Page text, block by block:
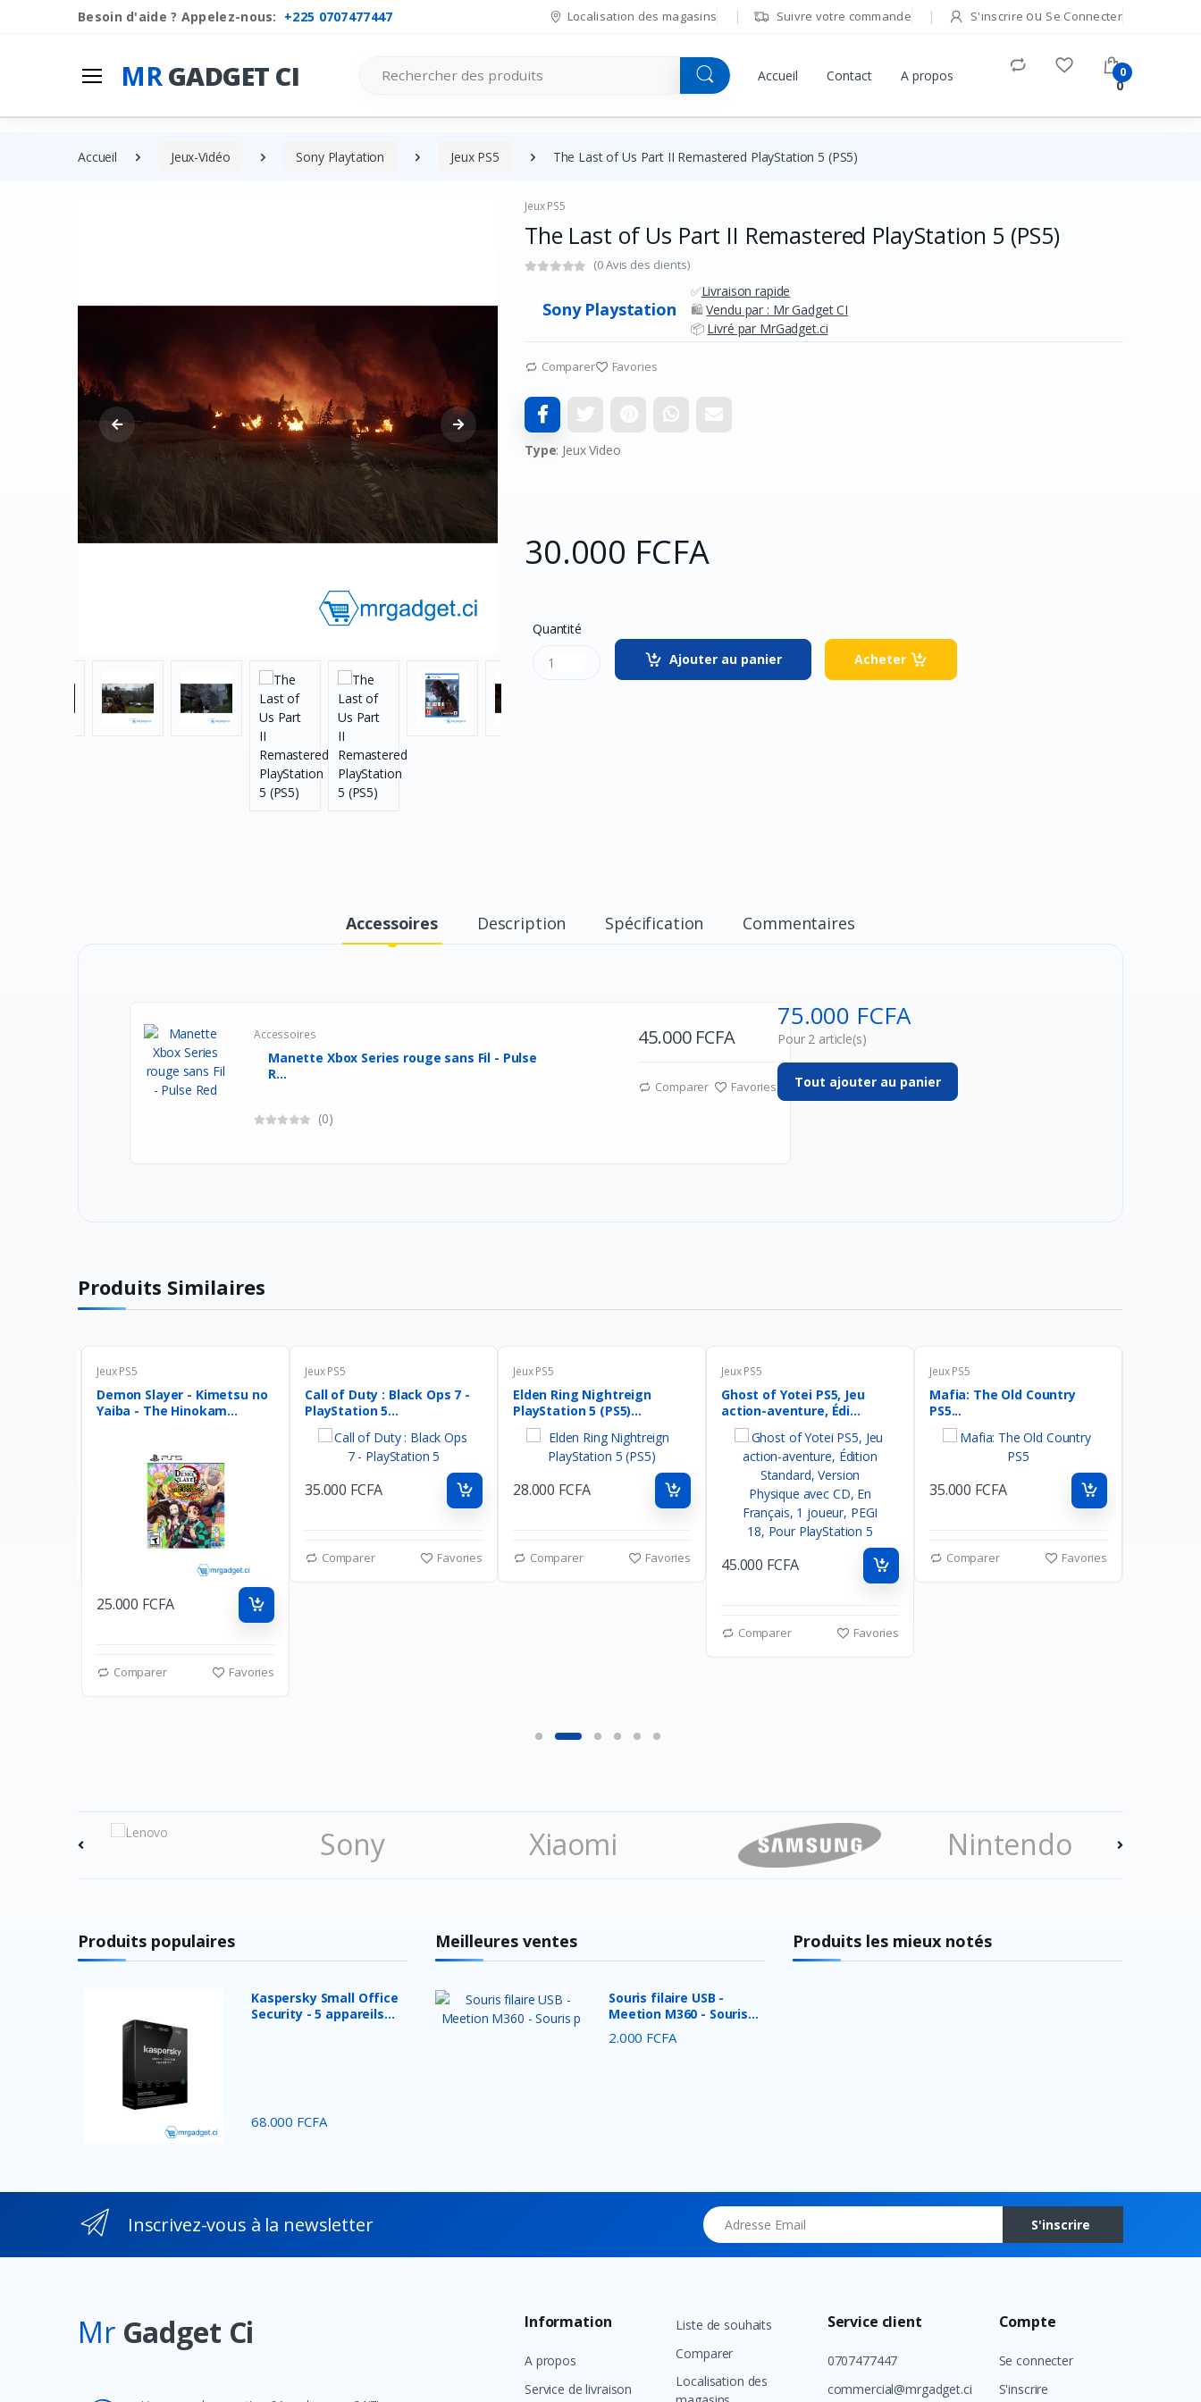
Besoin d'aide ? Appelez-nous: +225 0707477447 Localisation des magasins Suivre votre commande S'inscrire ou Se Connecter
MRGADGET CI Accueil Contact A propos 0
0
Accueil Jeux-Vidéo Sony Playtation Jeux PS5 The Last of Us Part II Remastered PlayStation 5 (PS5)
Jeux PS5
The Last of Us Part II Remastered PlayStation 5 (PS5)
(0 Avis des clients)
Sony Playstation
✅Livraison rapide
🛍️Vendu par : Mr Gadget CI
📦 Livré par MrGadget.ci
Comparer Favories
Type: Jeux Video
30.000 FCFA
Quantité
Ajouter au panier
Acheter
Accessoires Description Spécification Commentaires
Accessoires
Manette Xbox Series rouge sans Fil - Pulse
R...
(0)
45.000 FCFA
Comparer Favories
75.000 FCFA
Pour 2 article(s)
Tout ajouter au panier
Produits Similaires
Jeux PS5
Demon Slayer - Kimetsu no
Yaiba - The Hinokam...
25.000 FCFA
Comparer Favories
Jeux PS5
Call of Duty : Black Ops 7 -
PlayStation 5...
35.000 FCFA
Comparer Favories
Jeux PS5
Elden Ring Nightreign
PlayStation 5 (PS5)...
28.000 FCFA
Comparer Favories
Jeux PS5
Ghost of Yotei PS5, Jeu
action-aventure, Édi...
45.000 FCFA
Comparer Favories
Jeux PS5
Mafia: The Old Country
PS5...
35.000 FCFA
Comparer Favories
Sony
Xiaomi Nintendo
Produits populaires
Kaspersky Small Office
Security - 5 appareils...
68.000 FCFA
Meilleures ventes
Souris filaire USB -
Meetion M360 - Souris
p...
2.000 FCFA
Produits les mieux notés
Inscrivez-vous à la newsletter Adresse Email
S'inscrire
Mr Gadget Ci Information
A propos
Service de livraison
Liste de souhaits
Comparer
Localisation des
Service client
0707477447
commercial@mrgadget.ci
Compte
Se connecter
S'inscrire